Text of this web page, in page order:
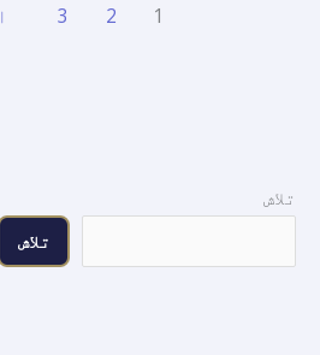
اور
باہمی
1
2
3
تلاش
تلاش